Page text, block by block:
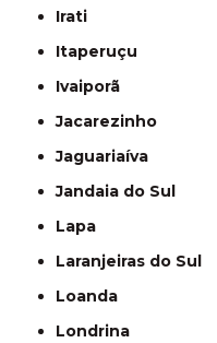
Irati
Itaperuçu
Ivaiporã
Jacarezinho
Jaguariaíva
Jandaia do Sul
Lapa
Laranjeiras do Sul
Loanda
Londrina